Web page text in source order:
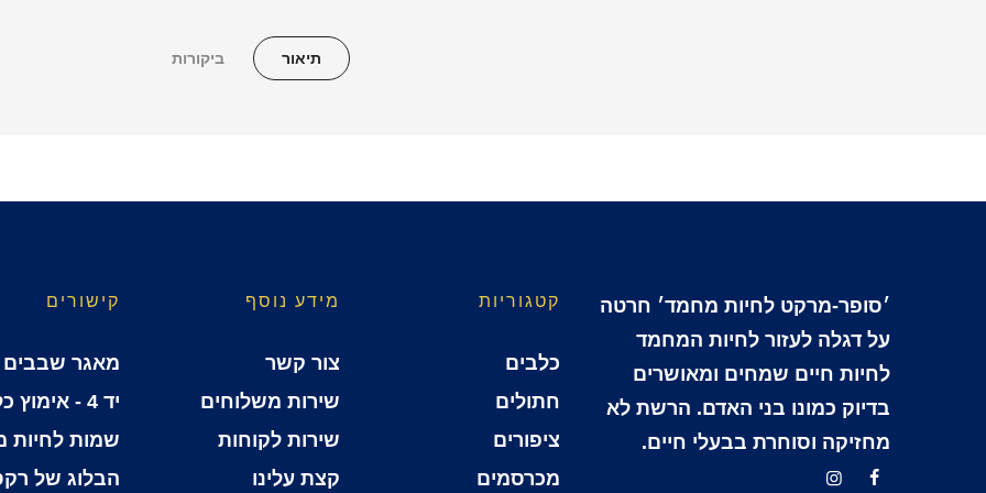
תיאור ביקורות
׳סופר-מרקט לחיות מחמד׳ חרטה
על דגלה לעזור לחיות המחמד
לחיות חיים שמחים ומאושרים
בדיוק כמונו בני האדם. הרשת לא
מחזיקה וסוחרת בבעלי חיים.
קטגוריות
כלבים
חתולים
ציפורים
מכרסמים
מידע נוסף
צור קשר
שירות משלוחים
שירות לקוחות
קצת עלינו
קישורים
מאגר שבבים
יד 4 - אימוץ כלבים
שמות לחיות
הבלוג של